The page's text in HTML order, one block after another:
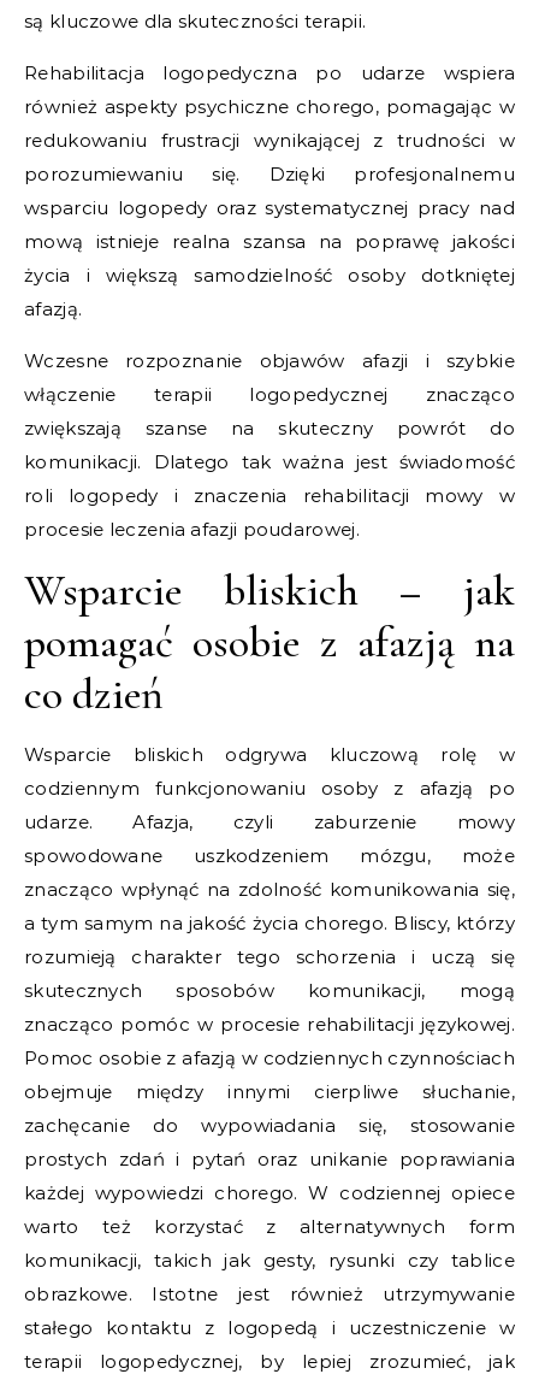
są kluczowe dla skuteczności terapii.
Rehabilitacja logopedyczna po udarze wspiera
również aspekty psychiczne chorego, pomagając w
redukowaniu frustracji wynikającej z trudności w
porozumiewaniu się. Dzięki profesjonalnemu
wsparciu logopedy oraz systematycznej pracy nad
mową istnieje realna szansa na poprawę jakości
życia i większą samodzielność osoby dotkniętej
afazją.
Wczesne rozpoznanie objawów afazji i szybkie
włączenie terapii logopedycznej znacząco
zwiększają szanse na skuteczny powrót do
komunikacji. Dlatego tak ważna jest świadomość
roli logopedy i znaczenia rehabilitacji mowy w
procesie leczenia afazji poudarowej.
Wsparcie bliskich – jak
pomagać osobie z afazją na
co dzień
Wsparcie bliskich odgrywa kluczową rolę w
codziennym funkcjonowaniu osoby z afazją po
udarze. Afazja, czyli zaburzenie mowy
spowodowane uszkodzeniem mózgu, może
znacząco wpłynąć na zdolność komunikowania się,
a tym samym na jakość życia chorego. Bliscy, którzy
rozumieją charakter tego schorzenia i uczą się
skutecznych sposobów komunikacji, mogą
znacząco pomóc w procesie rehabilitacji językowej.
Pomoc osobie z afazją w codziennych czynnościach
obejmuje między innymi cierpliwe słuchanie,
zachęcanie do wypowiadania się, stosowanie
prostych zdań i pytań oraz unikanie poprawiania
każdej wypowiedzi chorego. W codziennej opiece
warto też korzystać z alternatywnych form
komunikacji, takich jak gesty, rysunki czy tablice
obrazkowe. Istotne jest również utrzymywanie
stałego kontaktu z logopedą i uczestniczenie w
terapii logopedycznej, by lepiej zrozumieć, jak